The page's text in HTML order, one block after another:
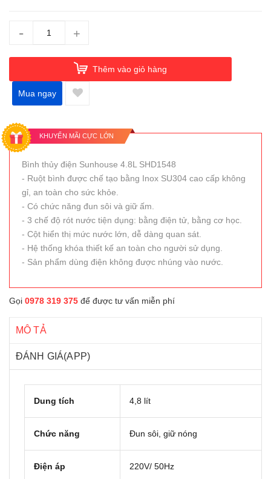
- +
Thêm vào giỏ hàng
Mua ngay
KHUYẾN MÃI CỰC LỚN
Bình thủy điện Sunhouse 4.8L SHD1548
- Ruột bình được chế tạo bằng Inox SU304 cao cấp không
gỉ, an toàn cho sức khỏe.
- Có chức năng đun sôi và giữ ấm.
- 3 chế độ rót nước tiện dụng: bằng điện tử, bằng cơ học.
- Cột hiển thị mức nước lớn, dễ dàng quan sát.
- Hệ thống khóa thiết kế an toàn cho người sử dụng.
- Sản phẩm dùng điện không được nhúng vào nước.
Gọi 0978 319 375 để được tư vấn miễn phí
MÔ TẢ
ĐÁNH GIÁ(APP)
Dung tích 4,8 lít
Chức năng Đun sôi, giữ nóng
Điện áp 220V/ 50Hz